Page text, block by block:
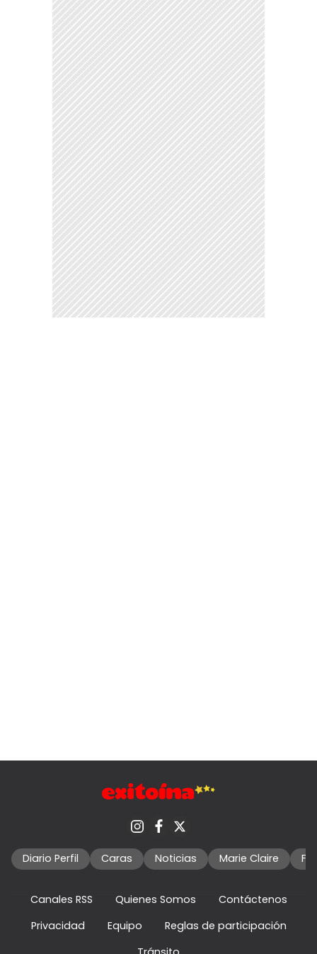
Diario Perfil Caras Noticias Marie Claire
Canales RSS Quienes Somos
Contáctenos
Privacidad
Equipo
Reglas de participación